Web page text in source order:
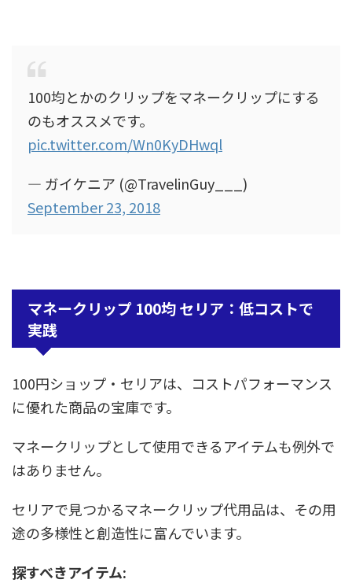
100均とかのクリップをマネークリップにする
のもオススメです。
pic.twitter.com/Wn0KyDHwql
— ガイケニア (@TravelinGuy___)
September 23, 2018
マネークリップ 100均 セリア：低コストで
実践
100円ショップ・セリアは、コストパフォーマンス
に優れた商品の宝庫です。
マネークリップとして使用できるアイテムも例外で
はありません。
セリアで見つかるマネークリップ代用品は、その用
途の多様性と創造性に富んでいます。
探すべきアイテム: